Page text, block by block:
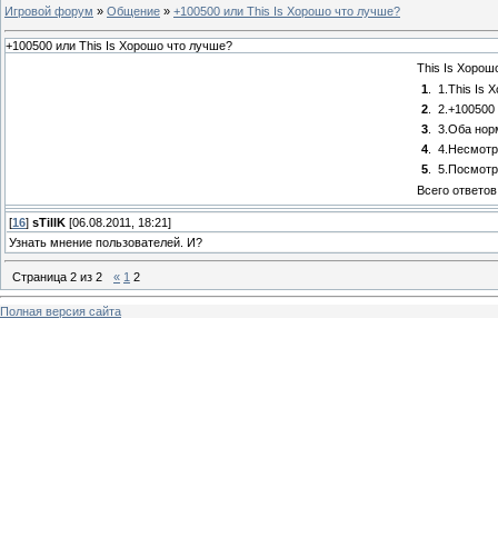
Игровой форум » Общение » +100500 или This Is Хорошо что лучше?
+100500 или This Is Хорошо что лучше?
This Is
1.
1.This Is
2.
2.+100500
3.
3.Оба
4.
5.
Всего
[16] sTillK [06.08.2011, 18:21]
Узнать мнение пользователей. И?
Страница 2 из 2 « 1 2
Полная версия сайта